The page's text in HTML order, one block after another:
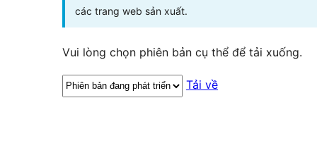
các trang web sản xuất.
Vui lòng chọn phiên bản cụ thể để tải xuống.
Tải về